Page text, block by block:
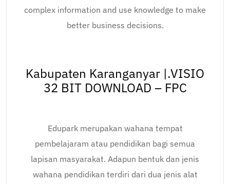
complex information and use knowledge to make
better business decisions.
Kabupaten Karanganyar |.VISIO
32 BIT DOWNLOAD – FPC
Edupark merupakan wahana tempat
pembelajaram atau pendidikan bagi semua
lapisan masyarakat. Adapun bentuk dan jenis
wahana pendidikan terdiri dari dua jenis alat